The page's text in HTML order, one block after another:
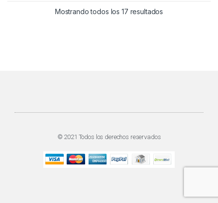
Mostrando todos los 17 resultados
© 2021 Todos los derechos reservados